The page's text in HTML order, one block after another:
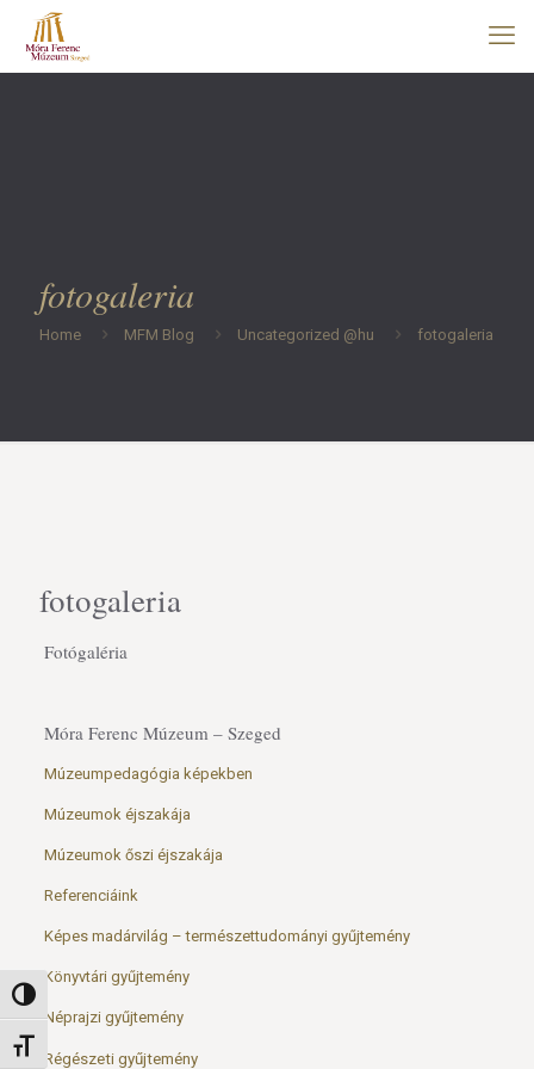
Nagy kontraszt váltása
Betűméret váltása
fotogaleria
Home MFM Blog Uncategorized @hu fotogaleria
fotogaleria
Fotógaléria
Móra Ferenc Múzeum – Szeged
Múzeumpedagógia képekben
Múzeumok éjszakája
Múzeumok őszi éjszakája
Referenciáink
Képes madárvilág – természettudományi gyűjtemény
Könyvtári gyűjtemény
Néprajzi gyűjtemény
Régészeti gyűjtemény